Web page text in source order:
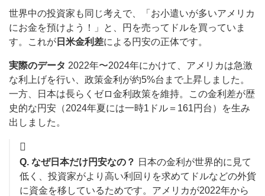
世界中の投資家も同じ考えで、「お小遣いが多いアメリカ
にお金を預けよう！」と、円を売ってドルを買っていま
す。これが 日米金利差による円安の正体です。
実際のデータ 2022年〜2024年にかけて、アメリカは急激
な利上げを行い、政策金利が約5%台まで上昇しました。
一方、日本は長らくゼロ金利政策を維持。この金利差が歴
史的な円安（2024年夏には一時1ドル＝161円台）を生み
出しました。
Q. なぜ日本だけ円安なの？ 日本の金利が世界的に見て
低く、投資家がより高い利回りを求めてドルなどの外貨
に資金を移しているためです。アメリカが2022年から